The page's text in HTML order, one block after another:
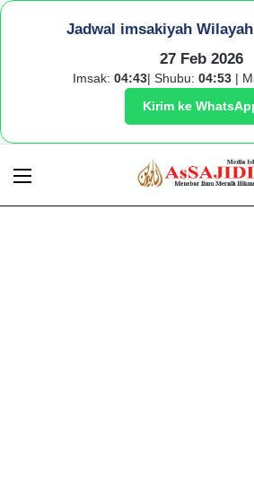
Jadwal imsakiyah
27 Feb 2026
Imsak: 04:43| Shubu: 04:53 |
Kirim ke
Menu